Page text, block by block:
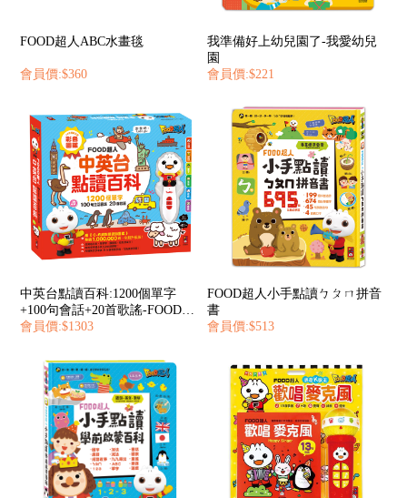
FOOD超人ABC水畫毯
會員價:$360
我準備好上幼兒園了-我愛幼兒
園
會員價:$221
中英台點讀百科:1200個單字
+100句會話+20首歌謠-FOOD超
人
會員價:$1303
FOOD超人小手點讀ㄅㄆㄇ拼音
書
會員價:$513